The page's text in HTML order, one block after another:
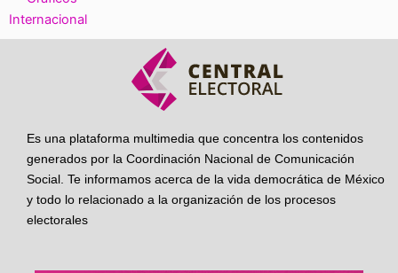
Internacional
Es una plataforma multimedia que concentra los contenidos
generados por la Coordinación Nacional de Comunicación
Social. Te informamos acerca de la vida democrática de México
y todo lo relacionado a la organización de los procesos
electorales